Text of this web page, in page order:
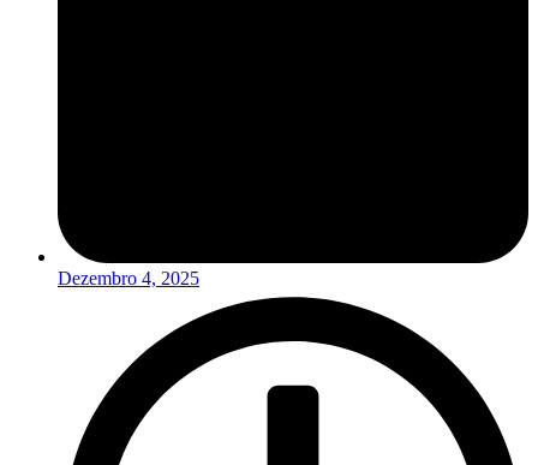
Dezembro 4, 2025